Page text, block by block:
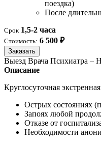
поездка)
После
Срок 1,5-2 часа
Стоимость: 6 500 ₽
Заказать
Выезд Врача Психиатра –
Описание
Круглосуточная
Острых состояниях
Запоях любой
Отказе от
Необходимости